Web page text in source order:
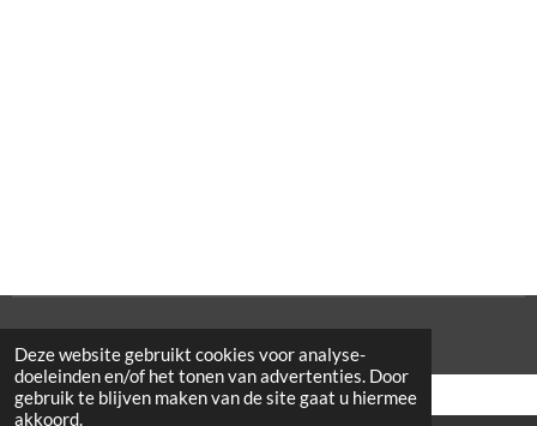
Deze website gebruikt cookies voor analyse-
doeleinden en/of het tonen van advertenties. Door
gebruik te blijven maken van de site gaat u hiermee
akkoord.
© 2021 Cowporation Farmshop